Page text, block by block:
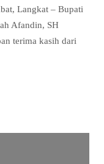
Langkat – Bupati
Afandin, SH
terima kasih dari